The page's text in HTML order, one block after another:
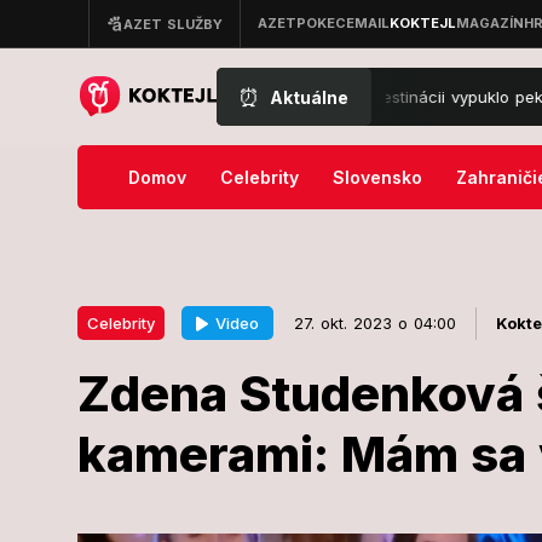
⏰ Aktuálne
mora v Taliansku: V obľúbenej destinácii vypuklo peklo, ľudia
Domov Celebrity Slovensko
Celebrity Video 27. okt. 2023 o 04:00
Zdena
kamerami: Mám
Zdena